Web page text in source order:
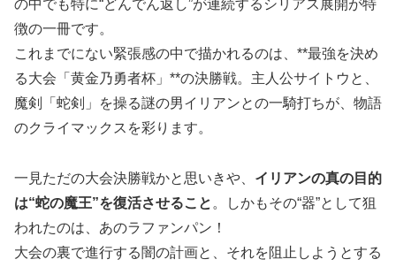
の中でも特に“どんでん返し”が連続するシリアス展開が特
徴の一冊です。
これまでにない緊張感の中で描かれるのは、**最強を決め
る大会「黄金乃勇者杯」**の決勝戦。主人公サイトウと、
魔剣「蛇剣」を操る謎の男イリアンとの一騎打ちが、物語
のクライマックスを彩ります。
一見ただの大会決勝戦かと思いきや、 イリアンの真の目的
は“蛇の魔王”を復活させること 。しかもその“器”として狙
われたのは、あのラファンパン！
大会の裏で進行する闇の計画と、それを阻止しようとする